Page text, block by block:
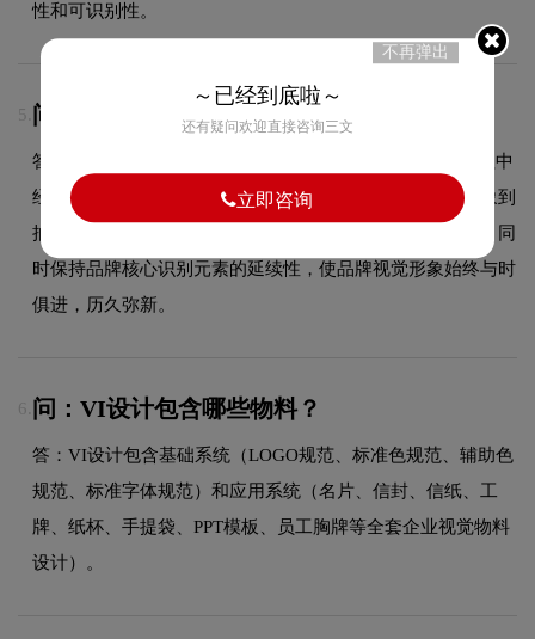
性和可识别性。
5. 问：丽枫酒店品牌logo有过演变吗？
答：作为酒店领域的品牌，丽枫酒店的品牌logo在发展过程中
经历了持续优化与迭代，整体呈现出从复杂到简约、从具象到
抽象的现代化演变趋势。每一次更新都紧跟时代审美潮流，同
时保持品牌核心识别元素的延续性，使品牌视觉形象始终与时
俱进，历久弥新。
6. 问：VI设计包含哪些物料？
答：VI设计包含基础系统（LOGO规范、标准色规范、辅助色
规范、标准字体规范）和应用系统（名片、信封、信纸、工
牌、纸杯、手提袋、PPT模板、员工胸牌等全套企业视觉物料
设计）。
不再弹出
～已经到底啦～
还有疑问欢迎直接咨询三文
立即咨询